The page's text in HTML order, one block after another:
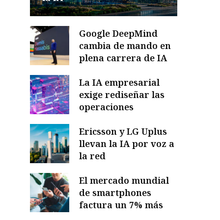
Google DeepMind
cambia de mando en
plena carrera de IA
La IA empresarial
exige rediseñar las
operaciones
Ericsson y LG Uplus
llevan la IA por voz a
la red
El mercado mundial
de smartphones
factura un 7% más